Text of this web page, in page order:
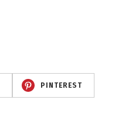
PINTEREST